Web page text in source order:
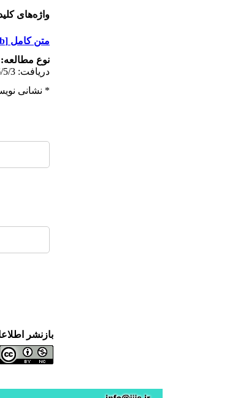
واژه‌های
متن کامل [PDF 475 kb]
نوع مطالعه:
دریافت: 1396/5/3 | پذیرش: 1396/11/29 | انتشار: 1396/11/29
* نشانی
بازنشر